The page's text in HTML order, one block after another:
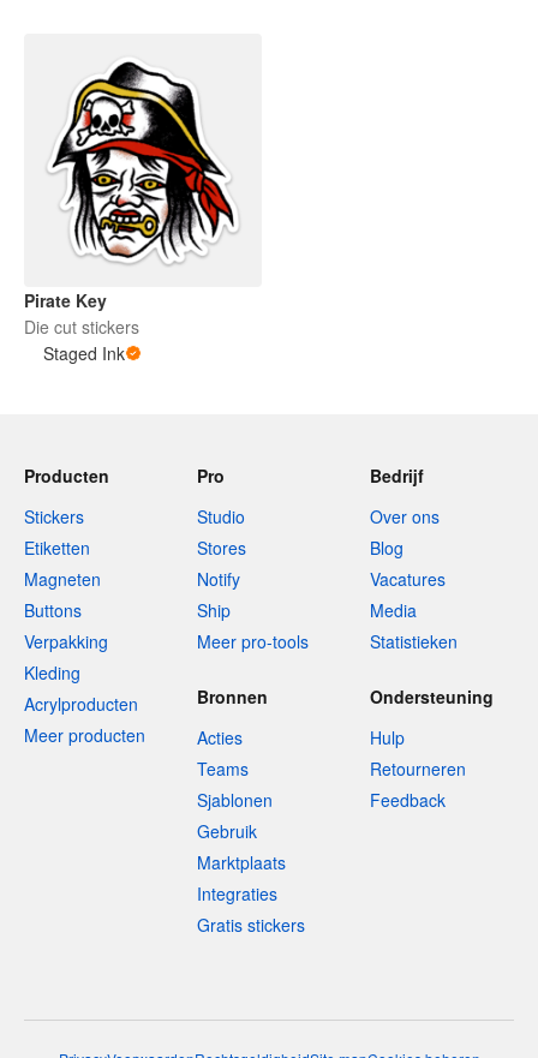
Pirate Key
Die cut stickers
Staged Ink
Producten
Stickers
Etiketten
Magneten
Buttons
Verpakking
Kleding
Acrylproducten
Meer producten
Pro
Studio
Stores
Notify
Ship
Meer pro-tools
Bedrijf
Over ons
Blog
Vacatures
Media
Statistieken
Bronnen
Acties
Teams
Sjablonen
Gebruik
Marktplaats
Integraties
Gratis stickers
Ondersteuning
Hulp
Retourneren
Feedback